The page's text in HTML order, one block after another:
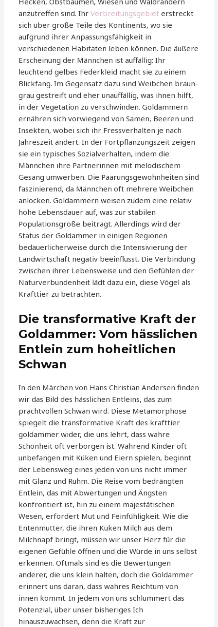
anzutreffen sind. IhrVerbreitungsgebiet erstreckt
sich über große Teile des Kontinents, wo sie
aufgrund ihrer Anpassungsfähigkeit in
verschiedenen Habitaten leben können. Die äußere
Erscheinung der Männchen ist auffällig: Ihr
leuchtend gelbes Federkleid macht sie zu einem
Blickfang. Im Gegensatz dazu sind Weibchen braun-
grau gestreift und eher unauffällig, was ihnen hilft,
in der Vegetation zu verschwinden. Goldammern
ernähren sich vorwiegend von Samen, Beeren und
Insekten, wobei sich ihr Fressverhalten je nach
Jahreszeit ändert. In der Fortpflanzungszeit zeigen
sie ein typisches Sozialverhalten, indem die
Männchen ihre Partnerinnen mit melodischem
Gesang umwerben. Die Paarungsgewohnheiten sind
faszinierend, da Männchen oft mehrere Weibchen
anlocken. Goldammern weisen zudem eine relativ
hohe Lebensdauer auf, was zur stabilen
Populationsgröße beiträgt. Allerdings wird der
Status der Goldammer in einigen Regionen
bedauerlicherweise durch die Intensivierung der
Landwirtschaft negativ beeinflusst. Die Verbindung
zwischen ihrer Lebensweise und den Gefühlen der
Naturverbundenheit lädt dazu ein, diese Vögel als
Krafttier zu betrachten.
Die transformative Kraft der
Goldammer: Vom hässlichen
Entlein zum hoheitlichen
Schwan
In den Märchen von Hans Christian Andersen finden
wir das Bild des hässlichen Entleins, das zum
prachtvollen Schwan wird. Diese Metamorphose
spiegelt die transformative Kraft des krafttier
goldammer wider, die uns lehrt, dass wahre
Schönheit oft verborgen ist. Während Kinder oft
unbefangen mit Küken und Eiern spielen, beginnt
der Lebensweg eines jeden von uns nicht immer
mit Glanz und Ruhm. Die Reise vom bedrängten
Entlein, das mit Abwertungen und Ängsten
konfrontiert ist, hin zu einem majestätischen
Wesen, erfordert Mut und Feinfühligkeit. Wie die
Entenmutter, die ihren Küken Milch aus dem
Milchnapf bringt, müssen wir unser Herz für die
eigenen Gefühle öffnen und die Würde in uns selbst
erkennen. Oftmals sind es die Bewertungen
anderer, die uns klein halten, doch die Goldammer
erinnert uns daran, dass wahres Reichtum von
innen kommt. In jedem von uns schlummert das
Potenzial, über unser bisheriges Ich
hinauszuwachsen, denn die Kraft zur